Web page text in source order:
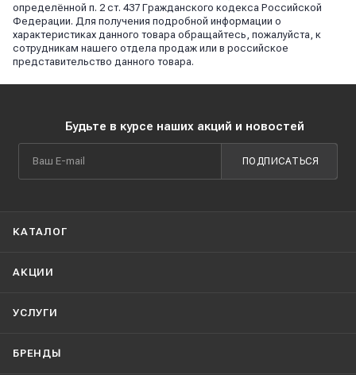
определённой п. 2 ст. 437 Гражданского кодекса Российской
Федерации. Для получения подробной информации о
характеристиках данного товара обращайтесь, пожалуйста, к
сотрудникам нашего отдела продаж или в российское
представительство данного товара.
Будьте в курсе наших акций и новостей
ПОДПИСАТЬСЯ
КАТАЛОГ
АКЦИИ
УСЛУГИ
БРЕНДЫ